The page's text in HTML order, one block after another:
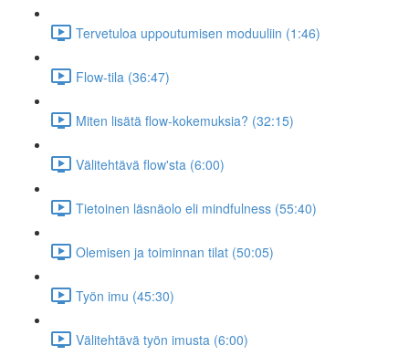
Tervetuloa uppoutumisen moduuliin (1:46)
Flow-tila (36:47)
Miten lisätä flow-kokemuksia? (32:15)
Välitehtävä flow'sta (6:00)
Tietoinen läsnäolo eli mindfulness (55:40)
Olemisen ja toiminnan tilat (50:05)
Työn imu (45:30)
Välitehtävä työn imusta (6:00)